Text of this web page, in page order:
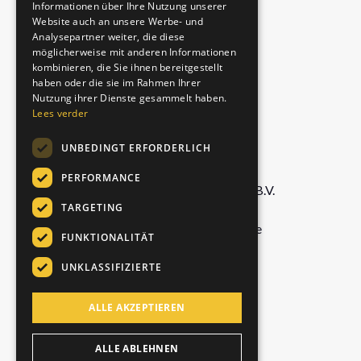
Kostenlose Probepackung
Authentisch
Matcha-Latte
Königlicher Chai
Foodservice Marketing Foods B.V.
8035 PC Zwolle, Niederlande
info@chaiwallah.online
+31 529 42 69 60
ITALIAN
Informationen über Ihre Nutzung unserer
Website auch an unsere Werbe- und
Analysepartner weiter, die diese
möglicherweise mit anderen Informationen
kombinieren, die Sie ihnen bereitgestellt
haben oder die sie im Rahmen Ihrer
Nutzung ihrer Dienste gesammelt haben.
Lees verder
UNBEDINGT ERFORDERLICH
PERFORMANCE
TARGETING
FUNKTIONALITÄT
UNKLASSIFIZIERTE
ALLE AKZEPTIEREN
ALLE ABLEHNEN